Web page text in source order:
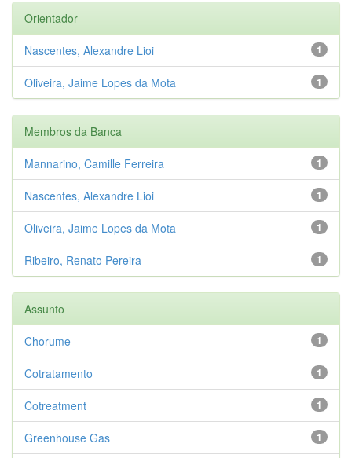
Orientador
1
Nascentes, Alexandre Lioi
1
Oliveira, Jaime Lopes da Mota
Membros da Banca
1
Mannarino, Camille Ferreira
1
Nascentes, Alexandre Lioi
1
Oliveira, Jaime Lopes da Mota
1
Ribeiro, Renato Pereira
Assunto
1
Chorume
1
Cotratamento
1
Cotreatment
1
Greenhouse Gas